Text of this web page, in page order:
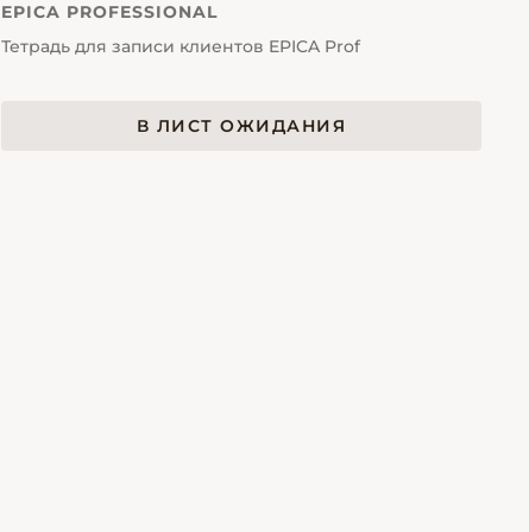
EPICA PROFESSIONAL
Тетрадь для записи клиентов EPICA Prof
В ЛИСТ ОЖИДАНИЯ